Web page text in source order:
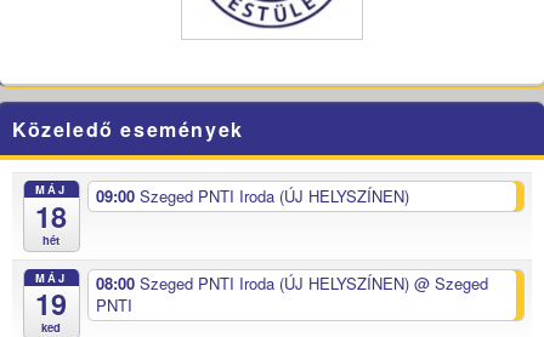
Közeledő események
MÁJ
18
hét
09:00 Szeged PNTI Iroda (ÚJ HELYSZÍNEN)
MÁJ
19
ked
08:00 Szeged PNTI Iroda (ÚJ HELYSZÍNEN) @ Szeged
PNTI